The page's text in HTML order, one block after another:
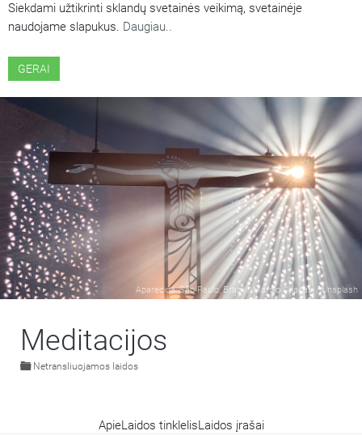
Siekdami užtikrinti sklandų svetainės veikimą, svetainėje
naudojame slapukus. Daugiau..
GERAI
Aparecida, São Paulo, Brazil /Marcio Chagas /Unsplash
Meditacijos
Netransliuojamos laidos
ApieLaidos tinklelisLaidos įrašai